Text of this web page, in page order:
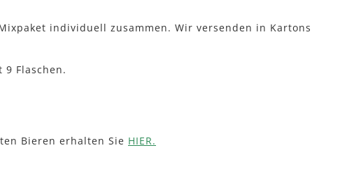
individuell zusammen. Wir versenden in Kartons
Flaschen.
Bieren erhalten Sie HIER.